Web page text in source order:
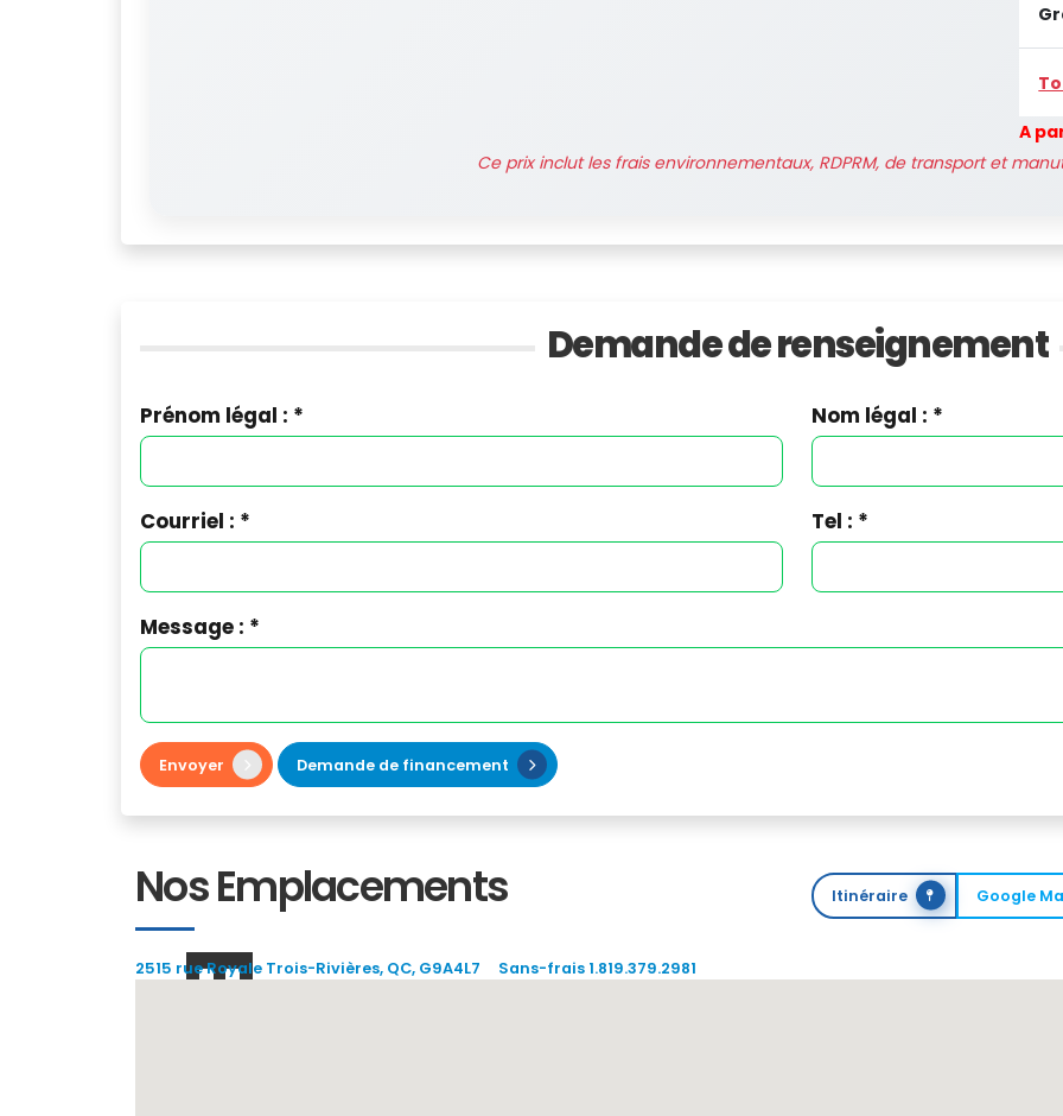
A
Ce prix inclut les frais environnementaux, RDPRM, de transport et
Demande derenseignement
Prénom légal : * Nom légal : *
Courriel : * Tel : *
Message : *
Envoyer Demande de financement
Nos Emplacements
2515 rue Royale Trois-Rivières, QC, G9A4L7 Sans-frais 1.819.379.2981
Itinéraire Google